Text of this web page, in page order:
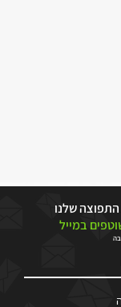
שלנו
במייל